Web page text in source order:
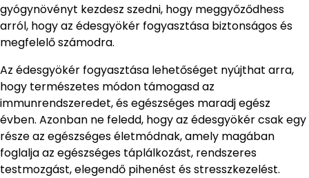
gyógynövényt kezdesz szedni, hogy meggyőződhess
arról, hogy az édesgyökér fogyasztása biztonságos és
megfelelő számodra.
Az édesgyökér fogyasztása lehetőséget nyújthat arra,
hogy természetes módon támogasd az
immunrendszeredet, és egészséges maradj egész
évben. Azonban ne feledd, hogy az édesgyökér csak egy
része az egészséges életmódnak, amely magában
foglalja az egészséges táplálkozást, rendszeres
testmozgást, elegendő pihenést és stresszkezelést.